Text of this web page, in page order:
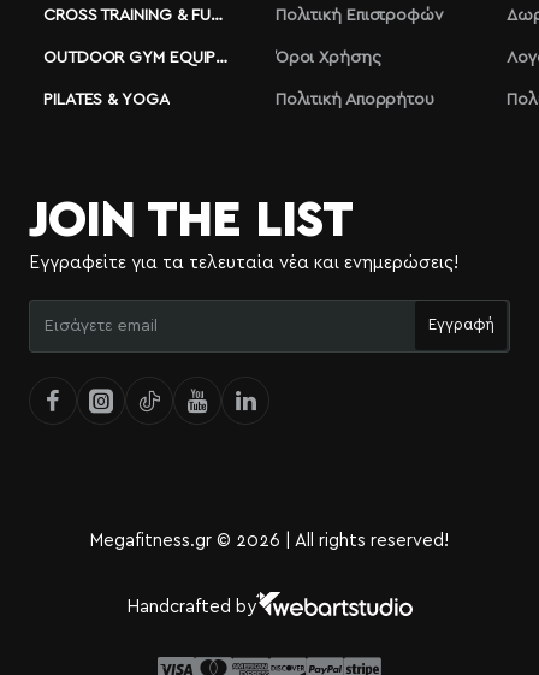
CROSS TRAINING & FUNCTIONAL
OUTDOOR GYM EQUIPMENT
PILATES & YOGA
Πολιτική Επιστροφών
Όροι Χρήσης
Πολιτική Απορρήτου
JOIN THE LIST
Εγγραφείτε για τα τελευταία νέα και ενημερώσεις!
email
Εγγραφή
Megafitness.gr © 2026 | All rights reserved!
Handcrafted by